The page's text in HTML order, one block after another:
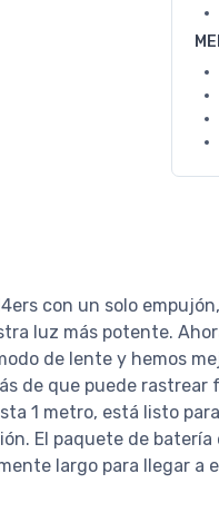
con un solo
luz más potente.
de lente y hemos
de que puede
1 metro, está listo
El paquete de
largo para llegar a